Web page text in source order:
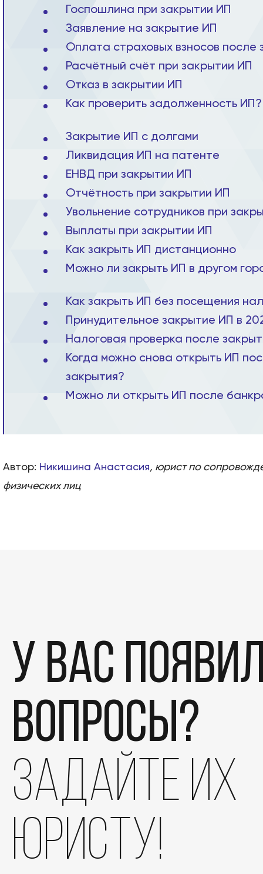
Госпошлина при закрытии ИП
Заявление на закрытие ИП
Оплата страховых взносов после
Расчётный счёт при закрытии ИП
Отказ в закрытии ИП
Как проверить задолженность ИП?
Закрытие ИП с долгами
Ликвидация ИП на патенте
ЕНВД при закрытии ИП
Отчётность при закрытии ИП
Увольнение сотрудников при
Выплаты при закрытии ИП
Как закрыть ИП дистанционно
Можно ли закрыть ИП в другом
Как закрыть ИП без посещения
Принудительное закрытие ИП в
Налоговая проверка после
Когда можно снова открыть ИП
закрытия?
Можно ли открыть ИП после
Автор: Никишина Анастасия, юрист по
физических лиц
У вас
вопросы?
задайте их
юристу!